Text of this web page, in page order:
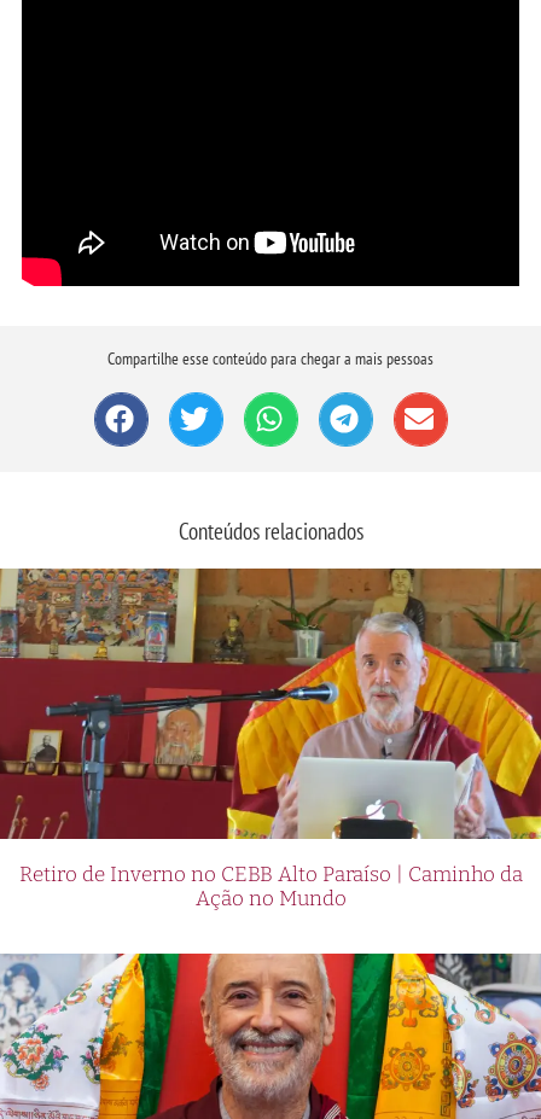
Compartilhe esse conteúdo para chegar a mais pessoas
Conteúdos relacionados
Retiro de Inverno no CEBB Alto Paraíso | Caminho da
Ação no Mundo